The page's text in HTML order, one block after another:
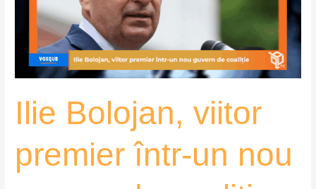
Ilie Bolojan, viitor
premier într-un nou
guvern
–
VoxQub